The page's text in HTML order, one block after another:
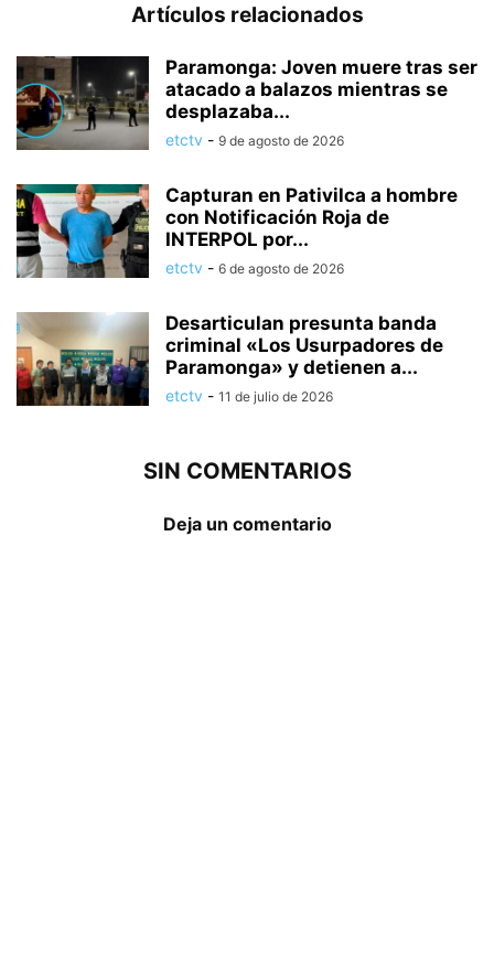
Artículos relacionados
Paramonga: Joven muere tras ser
atacado a balazos mientras se
desplazaba...
etctv - 9 de agosto de 2026
Capturan en Pativilca a hombre
con Notificación Roja de
INTERPOL por...
etctv - 6 de agosto de 2026
Desarticulan presunta banda
criminal «Los Usurpadores de
Paramonga» y detienen a...
etctv - 11 de julio de 2026
SIN COMENTARIOS
Deja un comentario